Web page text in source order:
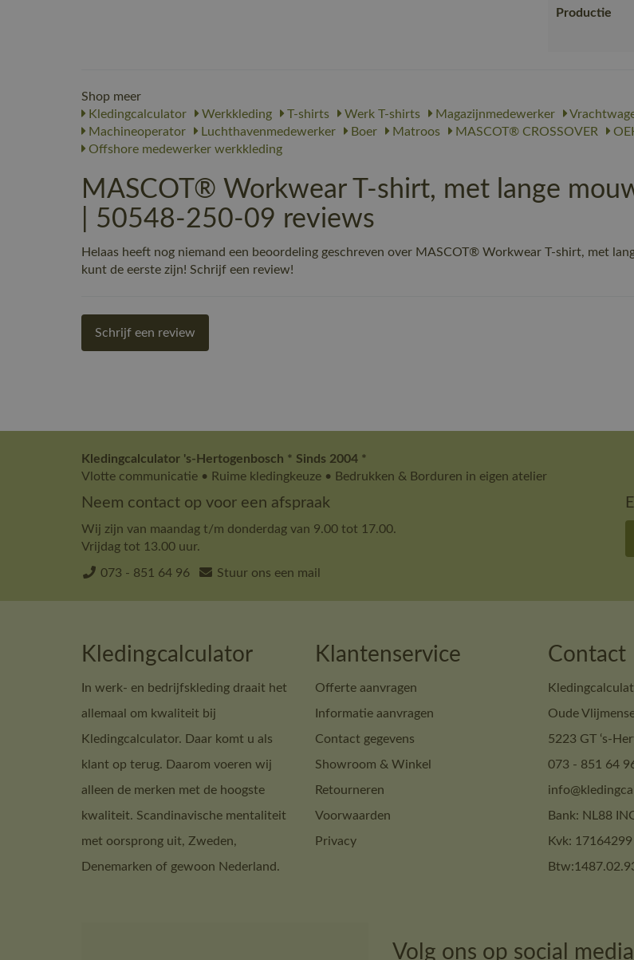
Productie
Shop meer
Kledingcalculator
Werkkleding T-shirts Werk T-shirts Magazijnmedewerker
Machineoperator
Luchthavenmedewerker Boer Matroos MASCOT® CROSSOVER
Offshore medewerker werkkleding
MASCOT® Workwear T-shirt, met lange
| 50548-250-09 reviews
Helaas heeft nog niemand een beoordeling geschreven over MASCOT® Workwear T-shirt, met
kunt de eerste zijn! Schrijf een review!
Schrijf een review
Kledingcalculator 's-Hertogenbosch * Sinds 2004 *
Vlotte communicatie • Ruime kledingkeuze • Bedrukken & Borduren in eigen atelier
Neem contact op voor een afspraak
Wij zijn van maandag t/m donderdag van 9.00 tot 17.00.
Vrijdag tot 13.00 uur.
073 - 851 64 96 Stuur ons een mail
Kledingcalculator
In werk- en bedrijfskleding draait het
allemaal om kwaliteit bij
Kledingcalculator. Daar komt u als
klant op terug. Daarom voeren wij
alleen de merken met de hoogste
kwaliteit. Scandinavische mentaliteit
met oorsprong uit, Zweden,
Denemarken of gewoon Nederland.
Klantenservice
Offerte aanvragen
Informatie aanvragen
Contact gegevens
Showroom & Winkel
Retourneren
Voorwaarden
Privacy
Contact
Oude
5223 GT ‘s-
073 - 851 64
Bank: NL88
Kvk: 17164299
Volg ons op social media